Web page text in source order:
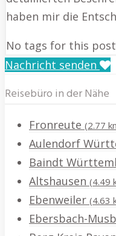
haben mir die
No tags for this
Nachricht senden
Reisebüro in der Nähe
Fronreute (2.77
Aulendorf
Baindt
Altshausen (4.49
Ebenweiler (4.63
Ebersbach-